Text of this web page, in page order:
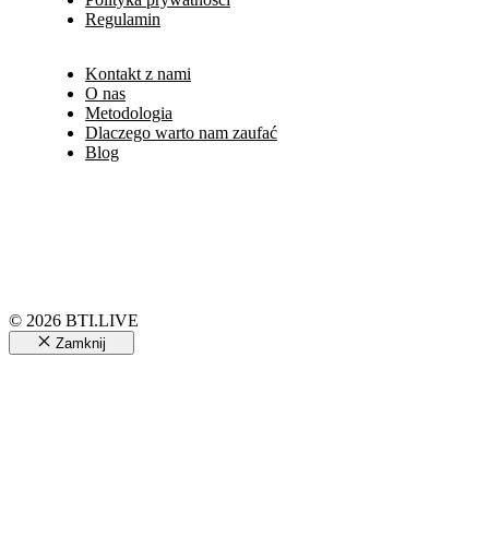
Regulamin
Kontakt z nami
O nas
Metodologia
Dlaczego warto nam zaufać
Blog
© 2026 BTI.LIVE
Zamknij